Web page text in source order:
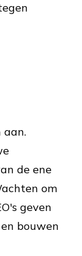
aan.
de ene
om
geven
bouwen